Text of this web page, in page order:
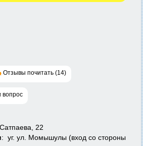
Отзывы почитать (14)
вопрос
22
: уг. ул. Момышулы (вход со стороны